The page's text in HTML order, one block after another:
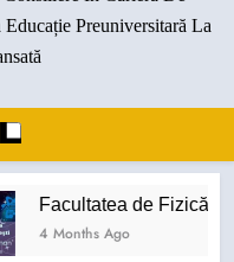
Preuniversitară La
Facultatea de Fizică de
4 Months Ago